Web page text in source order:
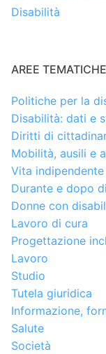
Disabilità
AREE TEMATICHE
Politiche per la
Disabilità: dati e
Diritti di
Mobilità, ausili e
Vita
Durante e dopo
Donne con
Lavoro di cura
Progettazione
Lavoro
Studio
Tutela giuridica
Informazione,
Salute
Società